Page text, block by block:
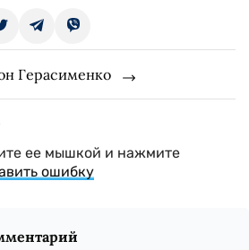
Герасименко
ее мышкой и нажмите
ошибку